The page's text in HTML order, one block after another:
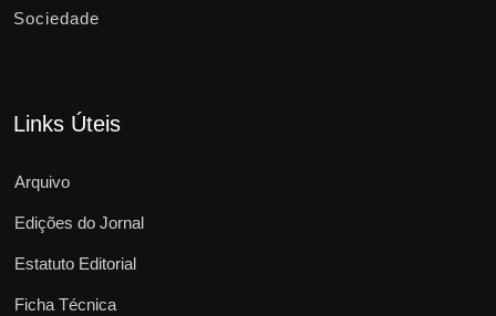
Sociedade
Links Úteis
Arquivo
Edições do Jornal
Estatuto Editorial
Ficha Técnica